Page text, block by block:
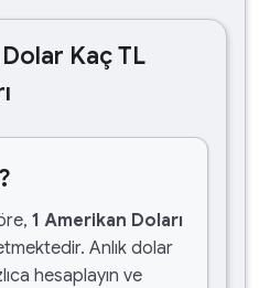
Kaç TL
1 Amerikan Doları
Anlık dolar
hesaplayın ve